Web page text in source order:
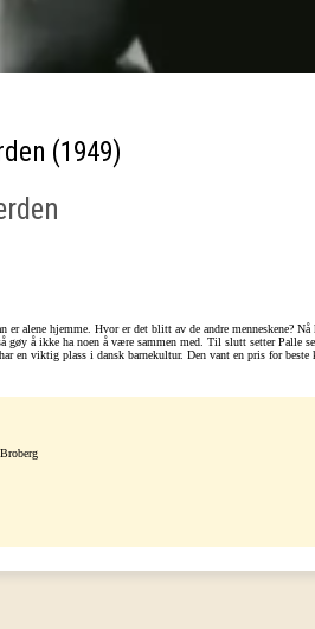
(1949)
er alene hjemme. Hvor er det blitt av de andre menneskene?
gøy å ikke ha noen å være sammen med. Til slutt setter
en viktig plass i dansk barnekultur. Den vant en pris for